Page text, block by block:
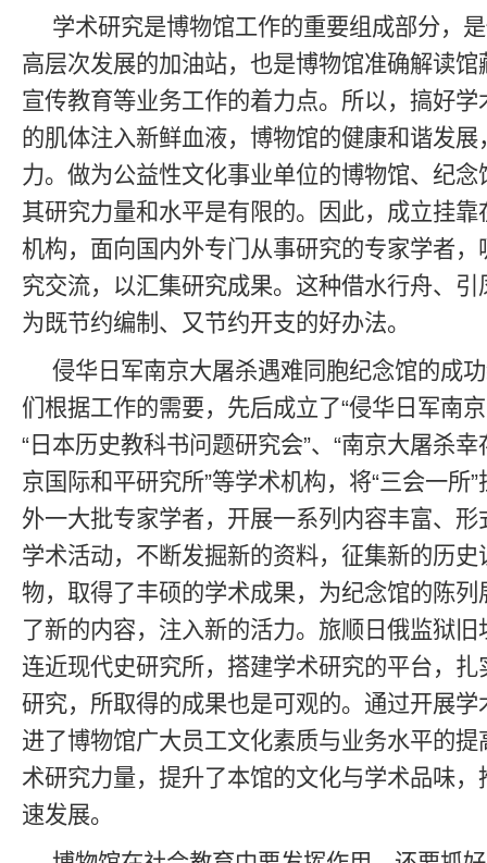
学术研究是博物馆工作的重要组成部分，
高层次发展的加油站，也是博物馆准确解读
宣传教育等业务工作的着力点。所以，搞好
的肌体注入新鲜血液，博物馆的健康和谐发
力。做为公益性文化事业单位的博物馆、纪
其研究力量和水平是有限的。因此，成立挂
机构，面向国内外专门从事研究的专家学者
究交流，以汇集研究成果。这种借水行舟、
为既节约编制、又节约开支的好办法。
侵华日军南京大屠杀遇难同胞纪念馆的成
们根据工作的需要，先后成立了“侵华日军南
“日本历史教科书问题研究会”、“南京大屠杀幸
京国际和平研究所”等学术机构，将“三会一所
外一大批专家学者，开展一系列内容丰富、
学术活动，不断发掘新的资料，征集新的历
物，取得了丰硕的学术成果，为纪念馆的陈
了新的内容，注入新的活力。旅顺日俄监狱
连近现代史研究所，搭建学术研究的平台，
研究，所取得的成果也是可观的。通过开展
进了博物馆广大员工文化素质与业务水平的
术研究力量，提升了本馆的文化与学术品味
速发展。